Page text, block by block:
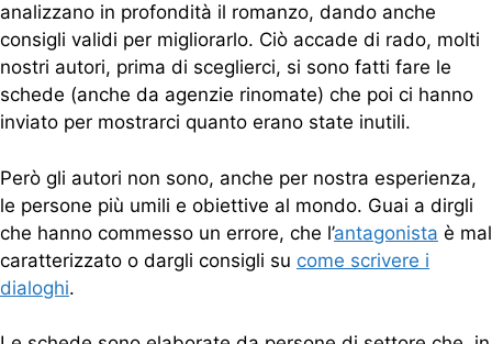
analizzano in profondità il romanzo, dando anche
consigli validi per migliorarlo. Ciò accade di rado, molti
nostri autori, prima di sceglierci, si sono fatti fare le
schede (anche da agenzie rinomate) che poi ci hanno
inviato per mostrarci quanto erano state inutili.
Però gli autori non sono, anche per nostra esperienza,
le persone più umili e obiettive al mondo. Guai a dirgli
che hanno commesso un errore, che l’antagonista è mal
caratterizzato o dargli consigli su come scrivere i
dialoghi.